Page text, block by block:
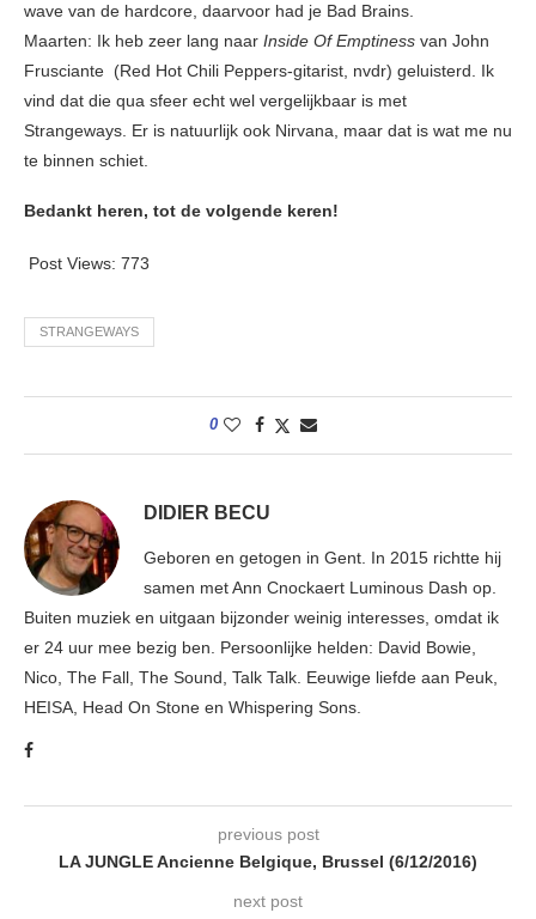
wave van de hardcore, daarvoor had je Bad Brains.
Maarten: Ik heb zeer lang naar Inside Of Emptiness van John
Frusciante (Red Hot Chili Peppers-gitarist, nvdr) geluisterd. Ik
vind dat die qua sfeer echt wel vergelijkbaar is met
Strangeways. Er is natuurlijk ook Nirvana, maar dat is wat me nu
te binnen schiet.
Bedankt heren, tot de volgende keren!
Post Views: 773
STRANGEWAYS
0
DIDIER BECU
Geboren en getogen in Gent. In 2015 richtte hij
samen met Ann Cnockaert Luminous Dash op.
Buiten muziek en uitgaan bijzonder weinig interesses, omdat ik
er 24 uur mee bezig ben. Persoonlijke helden: David Bowie,
Nico, The Fall, The Sound, Talk Talk. Eeuwige liefde aan Peuk,
HEISA, Head On Stone en Whispering Sons.
previous post
LA JUNGLE Ancienne Belgique, Brussel (6/12/2016)
next post